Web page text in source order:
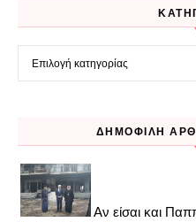
Kατηγορίες
ΔΗΜΟΦΙΛΉ
Αν είσαι και